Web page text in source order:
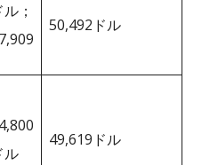
ル；
50,492ドル
ル
49,619ドル